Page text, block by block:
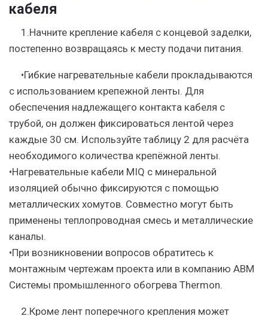
кабеля
1.Начните крепление кабеля с концевой заделки,
постепенно возвращаясь к месту подачи питания.
•Гибкие нагревательные кабели прокладываются
с использованием крепежной ленты. Для
обеспечения надлежащего контакта кабеля с
трубой, он должен фиксироваться лентой через
каждые 30 см. Используйте таблицу 2 для расчёта
необходимого количества крепёжной ленты.
•Нагревательные кабели MIQ с минеральной
изоляцией обычно фиксируются с помощью
металлических хомутов. Совместно могут быть
применены теплопроводная смесь и металлические
каналы.
•При возникновении вопросов обратитесь к
монтажным чертежам проекта или в компанию АВМ
Системы промышленного обогрева Thermon.
2.Кроме лент поперечного крепления может